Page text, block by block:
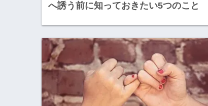
へ誘う前に知っておきたい5つのこと